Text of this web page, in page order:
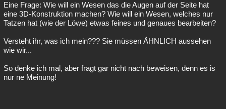
Eine Frage: Wie will ein Wesen das die Augen auf der Seite hat
eine 3D-Konstruktion machen? Wie will ein Wesen, welches nur
Tatzen hat (wie der Löwe) etwas feines und genaues bearbeiten?
Versteht ihr, was ich mein??? Sie müssen ÄHNLICH aussehen
wie wir...
So denke ich mal, aber fragt gar nicht nach beweisen, denn es is
nur ne Meinung!